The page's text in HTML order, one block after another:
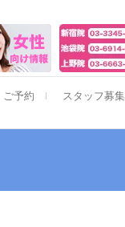
ご予約 スタッフ募集